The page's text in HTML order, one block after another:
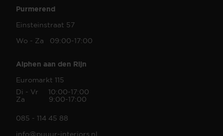
Purmerend
Einsteinstraat 57
Wo - Za 09:00-17:00
Alphen aan den Rijn
Euromarkt 115
Di - Vr 10:00-17:00
Za 9:00-17:00
085 - 114 45 88
info@puuur-interiors.nl